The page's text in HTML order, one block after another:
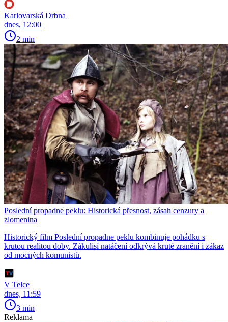
Karlovarská Drbna
dnes, 12:00
2 min
Poslední propadne peklu: Historická přesnost, zásah cenzury a
zlomenina
Historický film Poslední propadne peklu kombinuje pohádku s
krutou realitou doby. Zákulisí natáčení odkrývá kruté zranění i zákaz
od mocných komunistů.
V Telce
dnes, 11:59
3 min
Reklama